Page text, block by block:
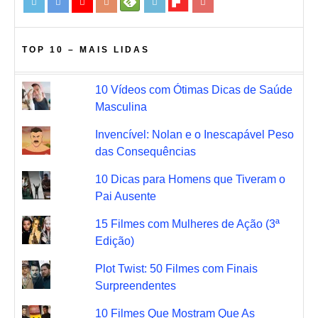
TOP 10 – MAIS LIDAS
10 Vídeos com Ótimas Dicas de Saúde
Masculina
Invencível: Nolan e o Inescapável Peso
das Consequências
10 Dicas para Homens que Tiveram o
Pai Ausente
15 Filmes com Mulheres de Ação (3ª
Edição)
Plot Twist: 50 Filmes com Finais
Surpreendentes
10 Filmes Que Mostram Que As